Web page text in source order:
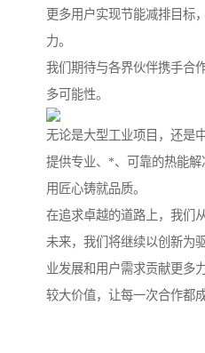
更多用户实现节能减排目标
力。
我们期待与各界伙伴携手合
多可能性。
无论是大型工业项目，还是
提供专业、*、可靠的热能解
用匠心铸就品质。
在追求卓越的道路上，我们
未来，我们将继续以创新为
业发展和用户需求贡献更多
较大价值，让每一次合作都